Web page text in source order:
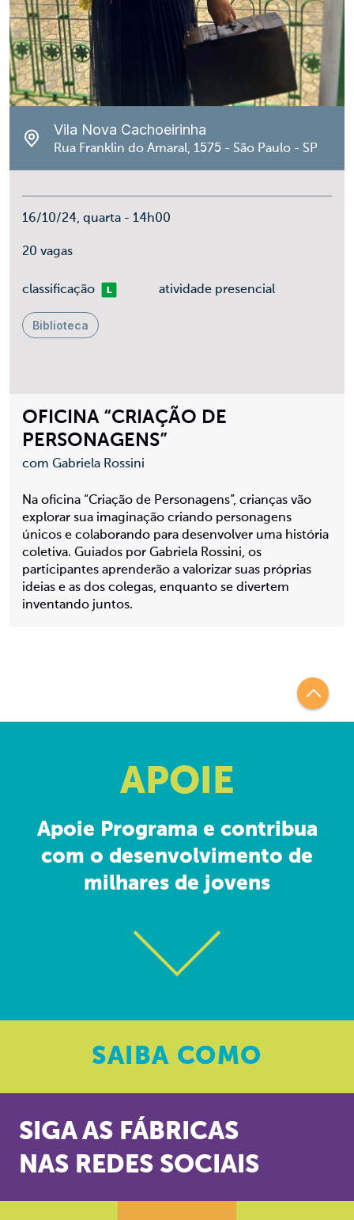
OFICINA “CRIAÇÃO DE
PERSONAGENS”
com Gabriela Rossini
Na oficina “Criação de Personagens”, crianças vão
explorar sua imaginação criando personagens
únicos e colaborando para desenvolver uma história
coletiva. Guiados por Gabriela Rossini, os
participantes aprenderão a valorizar suas próprias
ideias e as dos colegas, enquanto se divertem
inventando juntos.
Vila Nova Cachoeirinha
Rua Franklin do Amaral, 1575 - São Paulo - SP
16/10/24, quarta - 14h00
20 vagas
classificaçãoLivre atividade presencial
Biblioteca
APOIE
Apoie Programa e contribua
com o desenvolvimento de
milhares de jovens
SAIBA COMO
SIGA AS FÁBRICAS
NAS REDES SOCIAIS